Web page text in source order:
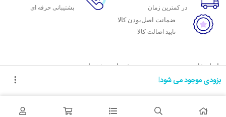
بزودی موجود می شود!
در کمترین زمان پشتیبانی حرفه ای
ضمانت اصل‌بودن کالا
تایید اصالت کالا
با ماه خانوم
اتاق خبر ماه خانوم
همکاری با سازمان‌ها
خدمات مشتریان
شرایط استفاده